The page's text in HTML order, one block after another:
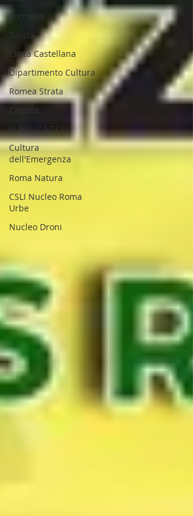
Formello
Tuscia
Civita Castellana
Dipartimento Cultura
Romea Strata
Calcata
PUBBLICAZIONI
Cultura
dell'Emergenza
Roma Natura
CSLI Nucleo Roma
Urbe
Nucleo Droni